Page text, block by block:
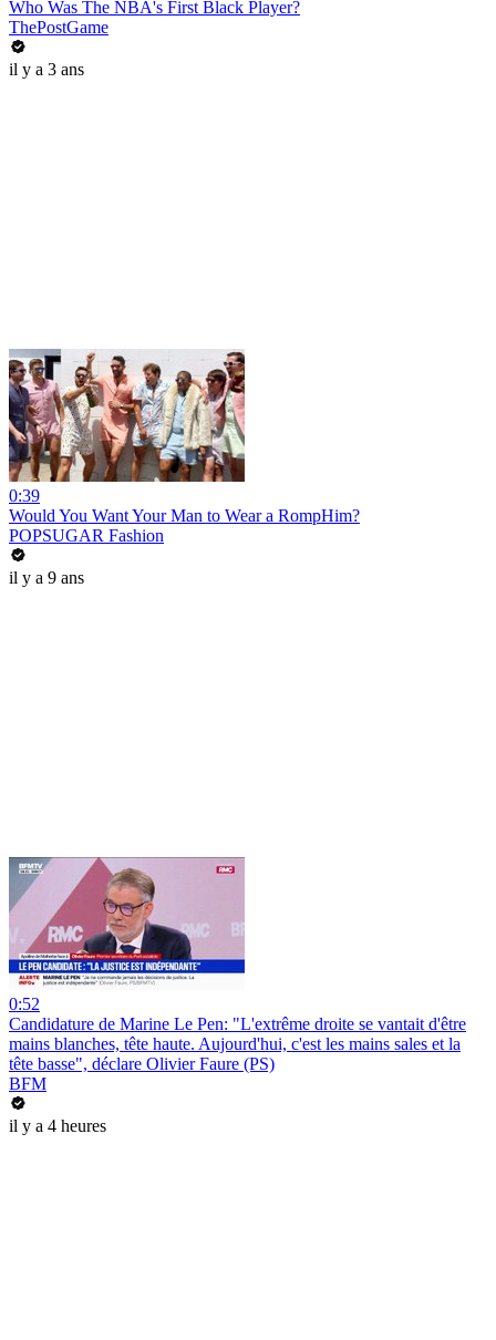
Who Was The NBA's First Black Player?
ThePostGame
il y a 3 ans
0:39
Would You Want Your Man to Wear a RompHim?
POPSUGAR Fashion
il y a 9 ans
0:52
Candidature de Marine Le Pen: "L'extrême droite se vantait d'être
mains blanches, tête haute. Aujourd'hui, c'est les mains sales et la
tête basse", déclare Olivier Faure (PS)
BFM
il y a 4 heures